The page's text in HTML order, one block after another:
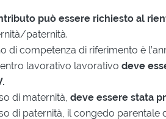
può essere richiesto al
paternità.
di competenza di riferimento è
lavorativo lavorativodeve
di maternità,deve essere stata
di paternità, il congedo